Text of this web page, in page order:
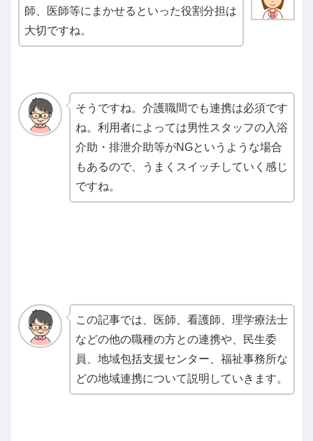
師、医師等にまかせるといった役割分担は
大切ですね。
そうですね。介護職間でも連携は必須です
ね。利用者によっては男性スタッフの入浴
介助・排泄介助等がNGというような場合
もあるので、うまくスイッチしていく感じ
ですね。
この記事では、医師、看護師、理学療法士
などの他の職種の方との連携や、民生委
員、地域包括支援センター、福祉事務所な
どの地域連携について説明していきます。